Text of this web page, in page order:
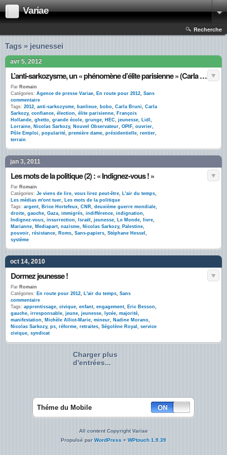
Variae
Recherche
Tags » jeunessei
avr 5, 2012
L’anti-sarkozysme, un « phénomène d’élite parisienne » (Carla Bruni) : l’OPIF confirme
Par Romain
Catégories: Agence de presse Variae, En route pour 2012, Sans
commentaire
Tags: 2012, anti-sarkozysme, banlieue, bobo, Carla Bruni, Carla
Sarkozy, confiance, élection, élite parisienne, François
Hollande, ghetto, grande école, grunge, HEC, jeunesse, Lidl ,
Lorraine, Nicolas Sarkozy, Nouvel Observateur, OPIF, ouvrier,
Pôle Emploi, popularité, première dame, présidentielle, rentier,
terrain
jan 3, 2011
Les mots de la politique (2) : « Indignez-vous ! »
Par Romain
Catégories: Je viens de lire, vous lirez peut-être, L'air du temps,
Les médias m'ont tuer, Les mots de la politique
Tags: argent, Brice Hortefeux, CNR, deuxième guerre mondiale,
droite, gauche, Gaza, immigrés, indifférence, indignation,
Indignez-vous, insurrection, Israël , jeunesse, Le Monde, livre,
Marianne, Mediapart, nazisme, Nicolas Sarkozy, Palestine,
pouvoir, résistance, Roms, Sans-papiers, Stéphane Hessel ,
système
oct 14, 2010
Dormez jeunesse !
Par Romain
Catégories: En route pour 2012, L'air du temps, Sans
commentaire
Tags: apprentissage, civique, enfant, engagement, Eric Besson,
gauche, irresponsable, jeune, jeunesse, lycée, majorité,
manifestation, Michèle Alliot-Marie, mineur, Nadine Morano,
Nicolas Sarkozy, ps, réforme, retraites, Ségolène Royal , service
civique, syndicat
Charger plus
d'entrées...
Théme du Mobile
All content Copyright Variae
Propulsé parWordPress + WPtouch 1.9.39